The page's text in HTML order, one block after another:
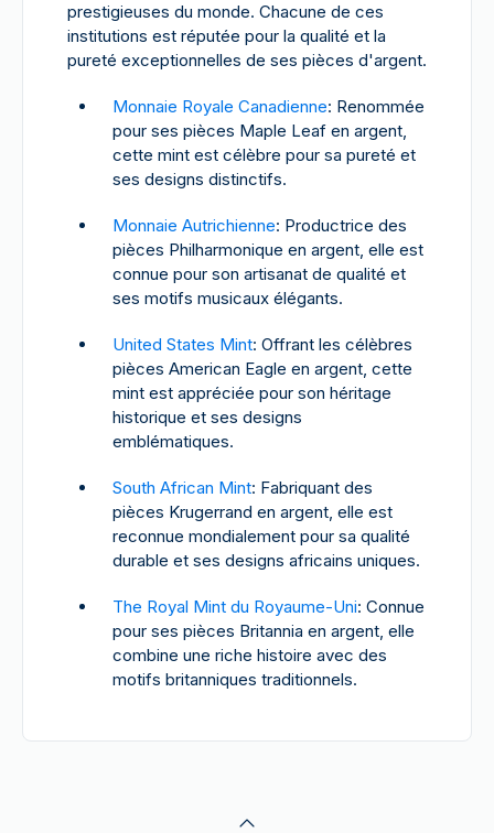
prestigieuses du monde. Chacune de ces
institutions est réputée pour la qualité et la
pureté exceptionnelles de ses pièces d'argent.
Monnaie Royale Canadienne: Renommée
pour ses pièces Maple Leaf en argent,
cette mint est célèbre pour sa pureté et
ses designs distinctifs.
Monnaie Autrichienne: Productrice des
pièces Philharmonique en argent, elle est
connue pour son artisanat de qualité et
ses motifs musicaux élégants.
United States Mint: Offrant les célèbres
pièces American Eagle en argent, cette
mint est appréciée pour son héritage
historique et ses designs
emblématiques.
South African Mint: Fabriquant des
pièces Krugerrand en argent, elle est
reconnue mondialement pour sa qualité
durable et ses designs africains uniques.
The Royal Mint du Royaume-Uni: Connue
pour ses pièces Britannia en argent, elle
combine une riche histoire avec des
motifs britanniques traditionnels.